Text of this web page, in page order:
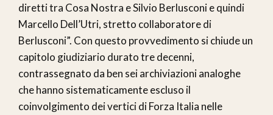
diretti tra Cosa Nostra e Silvio Berlusconi e quindi
Marcello Dell’Utri, stretto collaboratore di
Berlusconi”. Con questo provvedimento si chiude un
capitolo giudiziario durato tre decenni,
contrassegnato da ben sei archiviazioni analoghe
che hanno sistematicamente escluso il
coinvolgimento dei vertici di Forza Italia nelle